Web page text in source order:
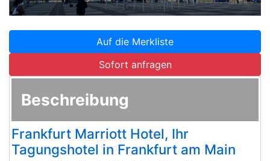
Auf die Merkliste
Sofort anfragen
Beschreibung
Frankfurt Marriott Hotel, Ihr
Tagungshotel in Frankfurt am Main